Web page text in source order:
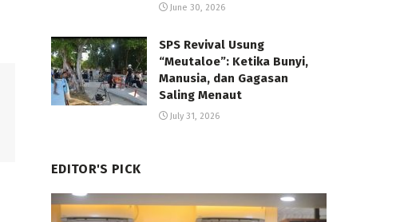
June 30, 2026
SPS Revival Usung
“Meutaloe”: Ketika Bunyi,
Manusia, dan Gagasan
Saling Menaut
July 31, 2026
EDITOR'S PICK